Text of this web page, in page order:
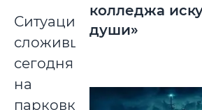
Ситуация,
сложившаяся
сегодня
на
парковке
колледжа
души»